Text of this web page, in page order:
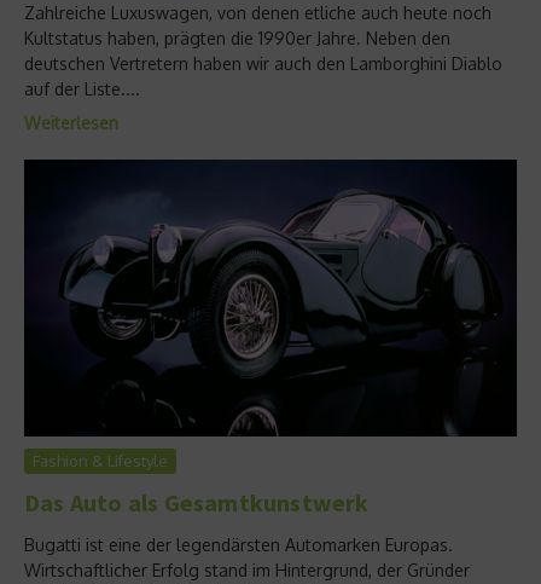
Zahlreiche Luxuswagen, von denen etliche auch heute noch
Kultstatus haben, prägten die 1990er Jahre. Neben den
deutschen Vertretern haben wir auch den Lamborghini Diablo
auf der Liste....
Weiterlesen
Fashion & Lifestyle
Das Auto als Gesamtkunstwerk
Bugatti ist eine der legendärsten Automarken Europas.
Wirtschaftlicher Erfolg stand im Hintergrund, der Gründer